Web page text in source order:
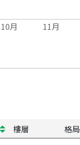
10月 11月
樓層 格局